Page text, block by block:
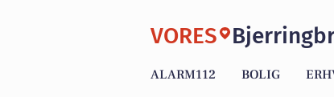
VORES
ALARM112 BOLIG